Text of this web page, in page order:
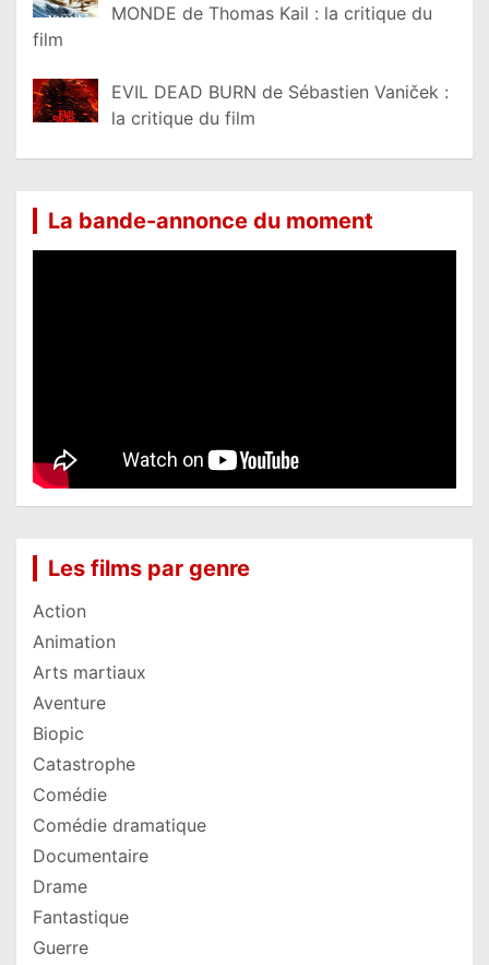
MONDE de Thomas Kail : la critique du
film
EVIL DEAD BURN de Sébastien Vaniček :
la critique du film
La bande-annonce du moment
Les films par genre
Action
Animation
Arts martiaux
Aventure
Biopic
Catastrophe
Comédie
Comédie dramatique
Documentaire
Drame
Fantastique
Guerre